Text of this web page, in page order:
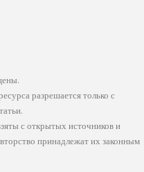
разрешается только с
с открытых источников и
принадлежат их законным